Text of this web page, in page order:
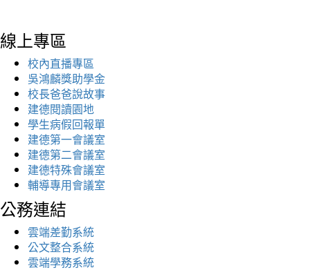
線上專區
校內直播專區
吳鴻麟獎助學金
校長爸爸說故事
建德閱讀園地
學生病假回報單
建德第一會議室
建德第二會議室
建德特殊會議室
輔導專用會議室
公務連結
雲端差勤系統
公文整合系統
雲端學務系統